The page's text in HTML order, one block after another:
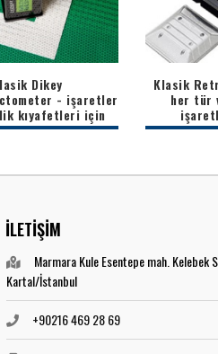
Dikey
- işaretler
kıyafetleri için
Klasik
her tür
İLETİŞİM
Marmara Kule Esentepe mah. Kelebek
Kartal/İstanbul
+90216 469 28 69